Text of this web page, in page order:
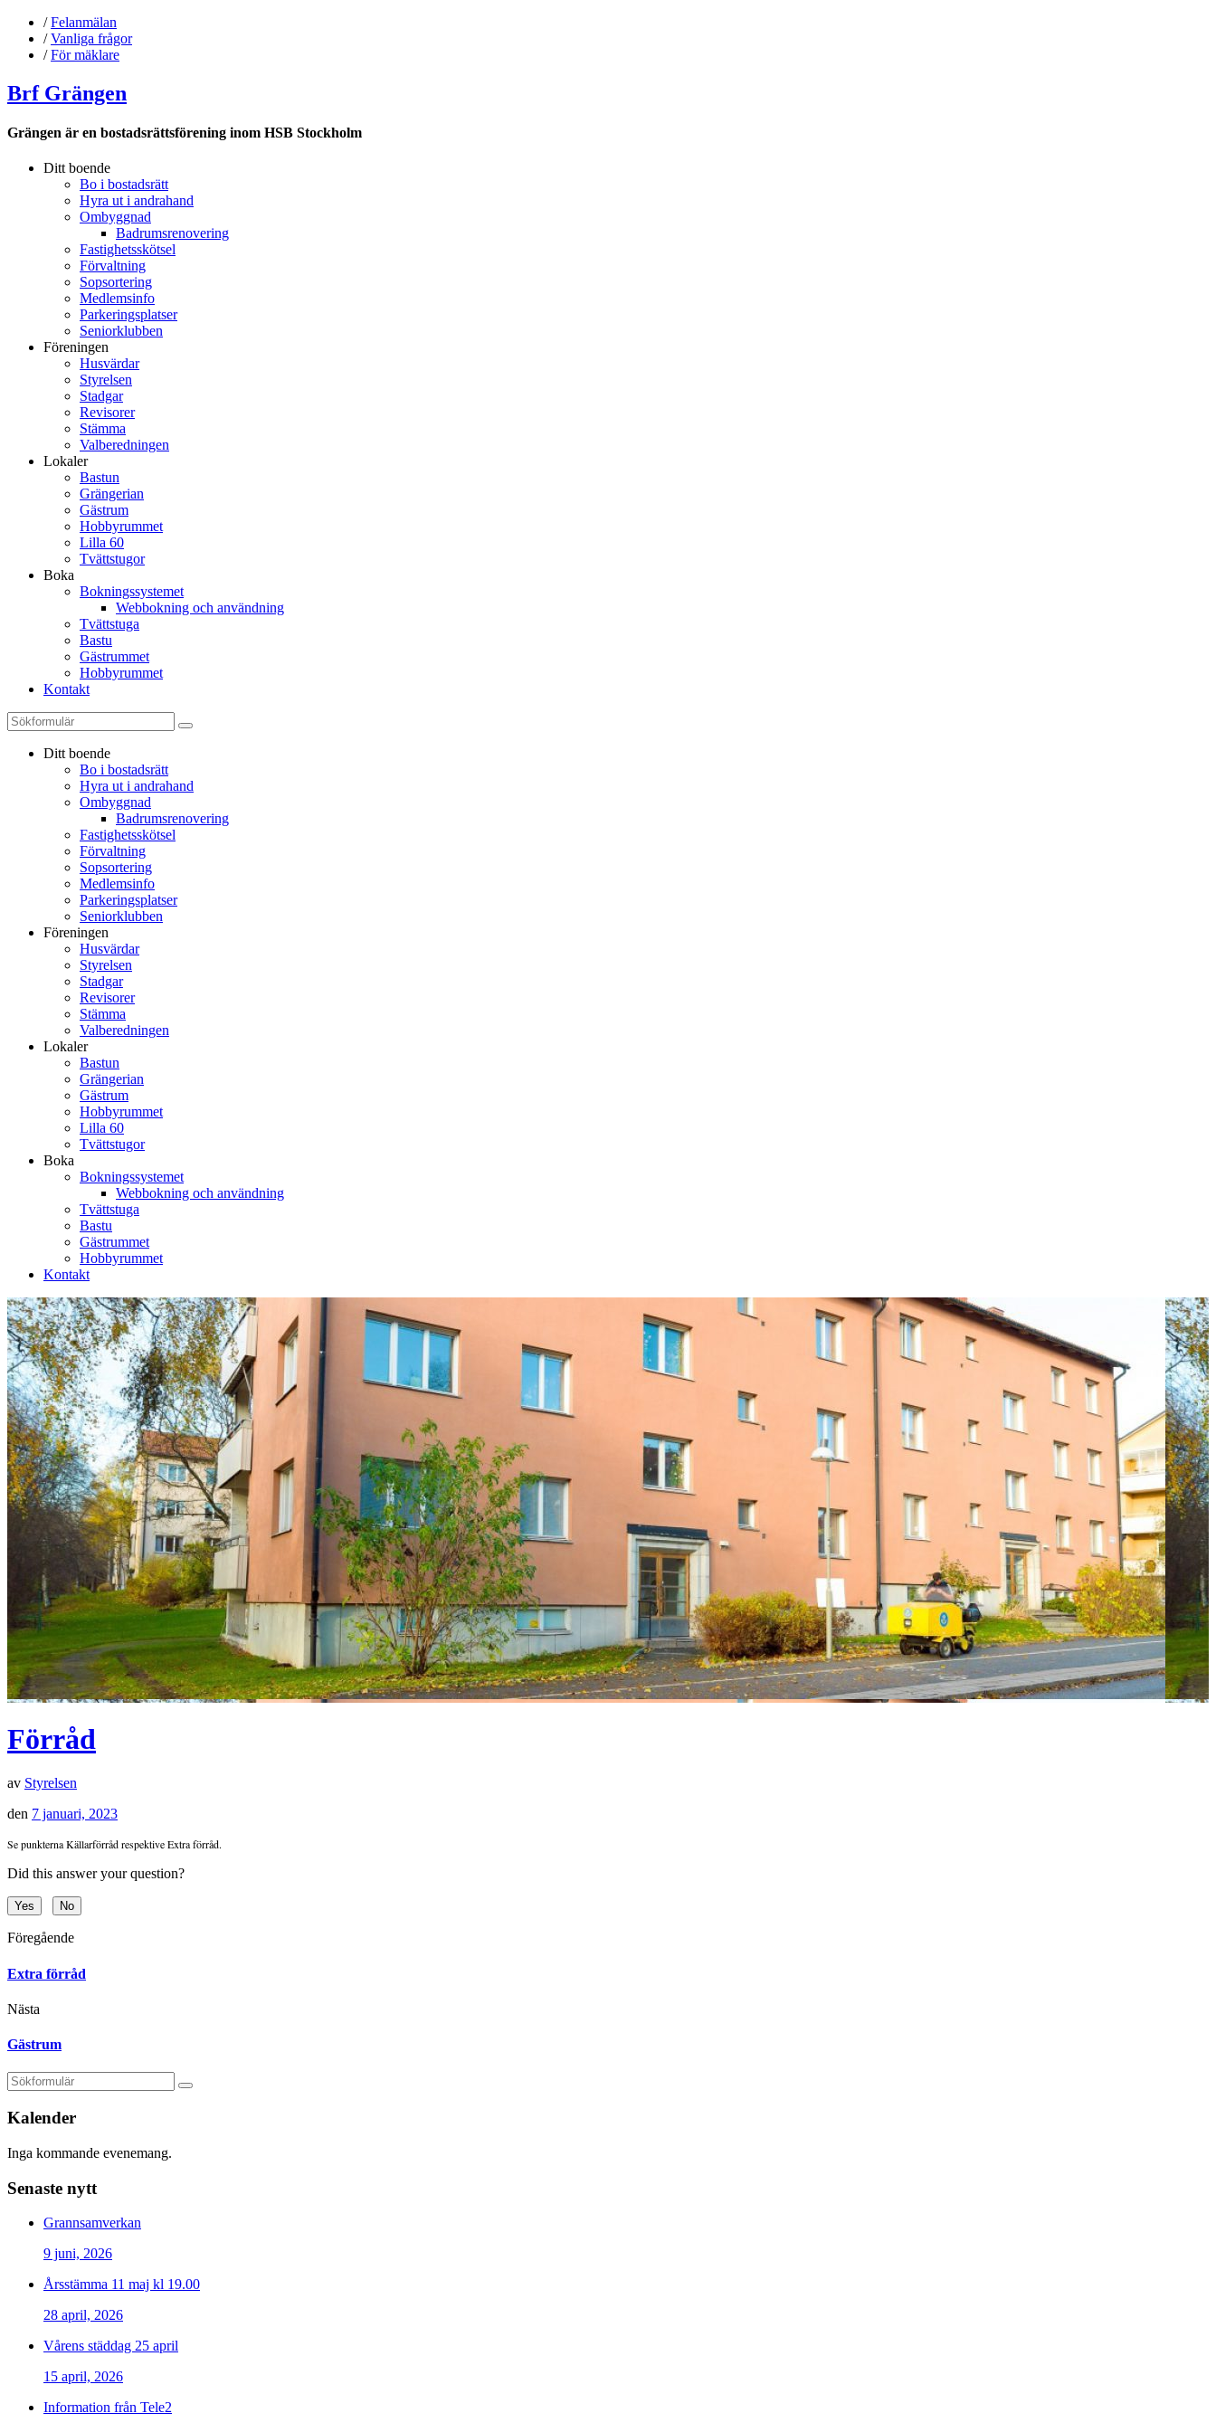
/Felanmälan
/Vanliga frågor
/För mäklare
Brf Grängen
Grängen är en bostadsrättsförening inom HSB Stockholm
Ditt boende
Bo i bostadsrätt
Hyra ut i andrahand
Ombyggnad
Badrumsrenovering
Fastighetsskötsel
Förvaltning
Sopsortering
Medlemsinfo
Parkeringsplatser
Seniorklubben
Föreningen
Husvärdar
Styrelsen
Stadgar
Revisorer
Stämma
Valberedningen
Lokaler
Bastun
Grängerian
Gästrum
Hobbyrummet
Lilla 60
Tvättstugor
Boka
Bokningssystemet
Webbokning och användning
Tvättstuga
Bastu
Gästrummet
Hobbyrummet
Kontakt
Ditt boende
Bo i bostadsrätt
Hyra ut i andrahand
Ombyggnad
Badrumsrenovering
Fastighetsskötsel
Förvaltning
Sopsortering
Medlemsinfo
Parkeringsplatser
Seniorklubben
Föreningen
Husvärdar
Styrelsen
Stadgar
Revisorer
Stämma
Valberedningen
Lokaler
Bastun
Grängerian
Gästrum
Hobbyrummet
Lilla 60
Tvättstugor
Boka
Bokningssystemet
Webbokning och användning
Tvättstuga
Bastu
Gästrummet
Hobbyrummet
Kontakt
Förråd
av Styrelsen
den 7 januari, 2023
Se punkterna Källarförråd respektive Extra förråd.
Did this answer your question?
Yes No
Föregående
Extra förråd
Nästa
Gästrum
Kalender
Inga kommande evenemang.
Senaste nytt
Grannsamverkan
9 juni, 2026
Årsstämma 11 maj kl 19.00
28 april, 2026
Vårens städdag 25 april
15 april, 2026
Information från Tele2